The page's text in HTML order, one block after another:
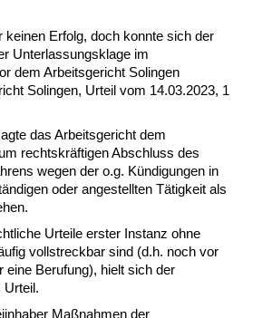
keinen Erfolg, doch konnte sich der
Unterlassungsklage im
dem Arbeitsgericht Solingen
Solingen, Urteil vom 14.03.2023, 1
das Arbeitsgericht dem
rechtskräftigen Abschluss des
wegen der o.g. Kündigungen in
oder angestellten Tätigkeit als
Urteile erster Instanz ohne
vollstreckbar sind (d.h. noch vor
eine Berufung), hielt sich der
Urteil.
Maßnahmen der